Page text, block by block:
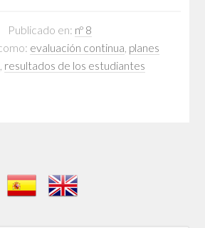
Publicado en: nº 8
evaluación continua planes
resultados de los estudiantes